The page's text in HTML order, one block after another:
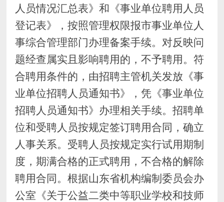
人员情况汇总表》和《事业单位聘用人员
登记表》，按照管理权限报市事业单位人
事综合管理部门办理备案手续。对反映问
题经查属实且影响聘用的，不予聘用。符
合聘用条件的，由招聘主管机关发放《事
业单位招聘人员通知书》，凭《事业单位
招聘人员通知书》办理相关手续。招聘单
位和受聘人员按规定签订聘用合同，确立
人事关系。受聘人员按规定实行试用期制
度，期满合格的正式聘用，不合格的解除
聘用合同。根据山东省机构编制委员会办
公室《关于公益二类中等职业学校和技师